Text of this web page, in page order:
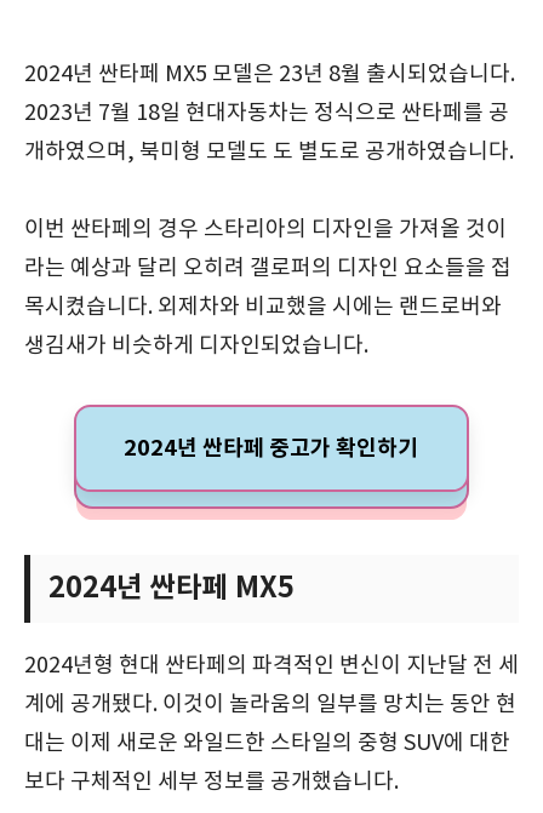
2024년 싼타페 MX5 모델은 23년 8월 출시되었습니다.
2023년 7월 18일 현대자동차는 정식으로 싼타페를 공
개하였으며, 북미형 모델도 도 별도로 공개하였습니다.
이번 싼타페의 경우 스타리아의 디자인을 가져올 것이
라는 예상과 달리 오히려 갤로퍼의 디자인 요소들을 접
목시켰습니다. 외제차와 비교했을 시에는 랜드로버와
생김새가 비슷하게 디자인되었습니다.
2024년 싼타페 중고가 확인하기
2024년 싼타페 MX5
2024년형 현대 싼타페의 파격적인 변신이 지난달 전 세
계에 공개됐다. 이것이 놀라움의 일부를 망치는 동안 현
대는 이제 새로운 와일드한 스타일의 중형 SUV에 대한
보다 구체적인 세부 정보를 공개했습니다.